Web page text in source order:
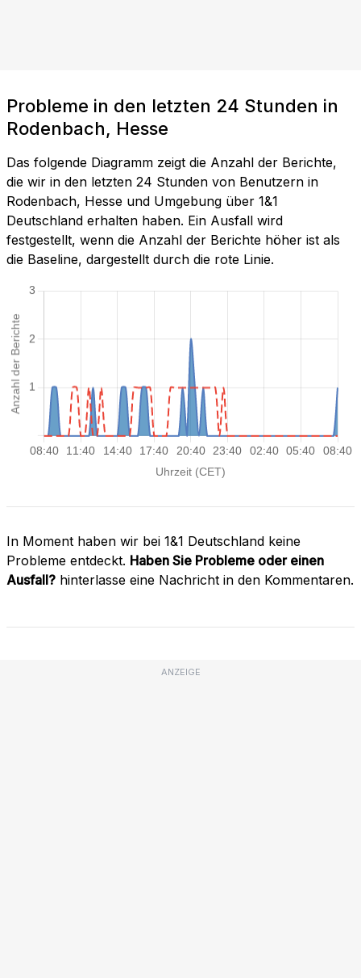
Probleme in den letzten 24 Stunden in
Rodenbach, Hesse
Das folgende Diagramm zeigt die Anzahl der Berichte,
die wir in den letzten 24 Stunden von Benutzern in
Rodenbach, Hesse und Umgebung über 1&1
Deutschland erhalten haben. Ein Ausfall wird
festgestellt, wenn die Anzahl der Berichte höher ist als
die Baseline, dargestellt durch die rote Linie.
In Moment haben wir bei 1&1 Deutschland keine
Probleme entdeckt. Haben Sie Probleme oder einen
Ausfall? hinterlasse eine Nachricht in den Kommentaren.
ANZEIGE